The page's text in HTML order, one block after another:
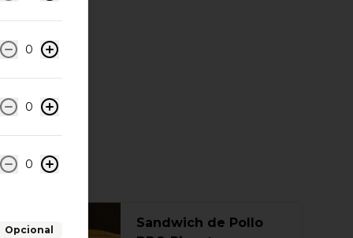
Sandwich de Pollo
0
0
0
Opcional